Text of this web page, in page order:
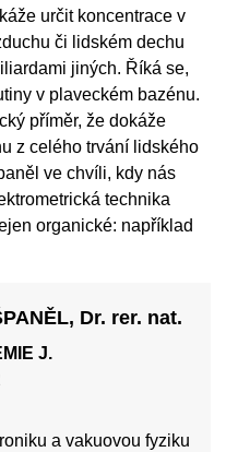
určit koncentrace v
či lidském dechu
jiných. Říká se,
v plaveckém bazénu.
příměr, že dokáže
z celého trvání lidského
ve chvíli, kdy nás
technika
organické: například
Dr. rer. nat.
J.
a vakuovou fyziku